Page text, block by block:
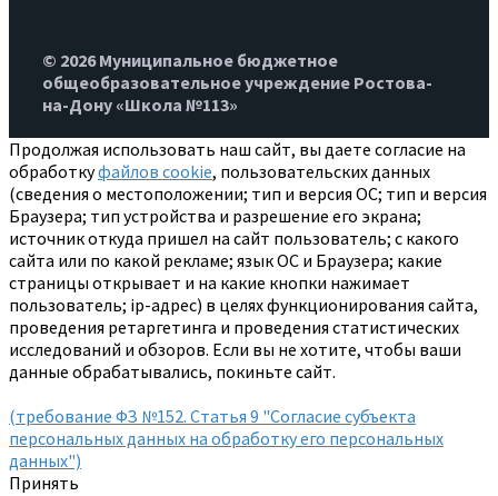
© 2026 Муниципальное бюджетное
общеобразовательное учреждение Ростова-
на-Дону «Школа №113»
Продолжая использовать наш сайт, вы даете согласие на
обработкуфайлов cookie, пользовательских данных
(сведения о местоположении; тип и версия ОС; тип и версия
Браузера; тип устройства и разрешение его экрана;
источник откуда пришел на сайт пользователь; с какого
сайта или по какой рекламе; язык ОС и Браузера; какие
страницы открывает и на какие кнопки нажимает
пользователь; ip-адрес) в целях функционирования сайта,
проведения ретаргетинга и проведения статистических
исследований и обзоров. Если вы не хотите, чтобы ваши
данные обрабатывались, покиньте сайт.
(требование ФЗ №152. Статья 9 "Согласие субъекта
персональных данных на обработку его персональных
данных")
Принять